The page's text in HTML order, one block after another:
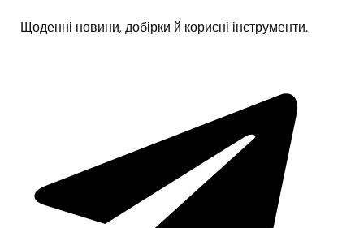
Щоденні новини, добірки й корисні інструменти.